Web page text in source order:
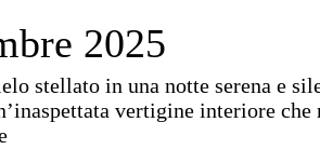
2025